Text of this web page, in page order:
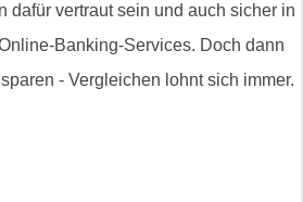
dafür vertraut sein und auch sicher in
Banking-Services. Doch dann
- Vergleichen lohnt sich immer.